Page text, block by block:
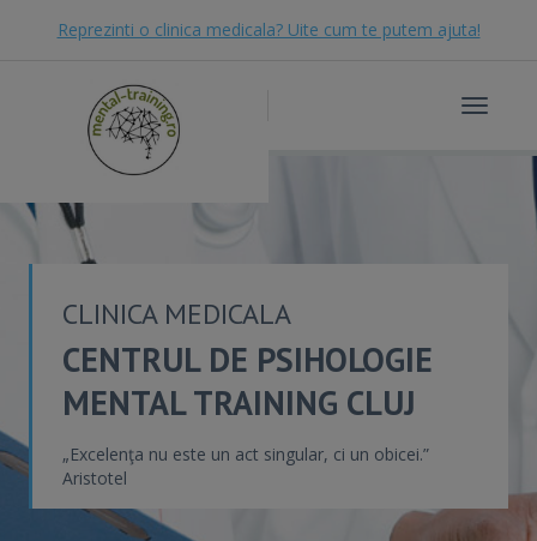
Reprezinti o clinica medicala? Uite cum te putem ajuta!
Toggle
CLINICA MEDICALA
CENTRUL DE PSIHOLOGIE
MENTAL TRAINING CLUJ
„Excelenţa nu este un act singular, ci un obicei.”
Aristotel